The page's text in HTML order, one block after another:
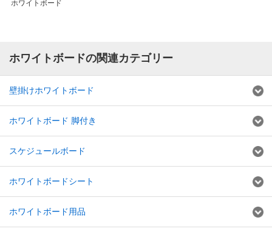
ホワイトボード
ホワイトボードの関連カテゴリー
壁掛けホワイトボード
ホワイトボード 脚付き
スケジュールボード
ホワイトボードシート
ホワイトボード用品